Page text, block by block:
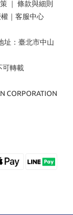
｜ 條款與細則
｜ 客服中心
址：臺北市中山
可轉載
CORPORATION